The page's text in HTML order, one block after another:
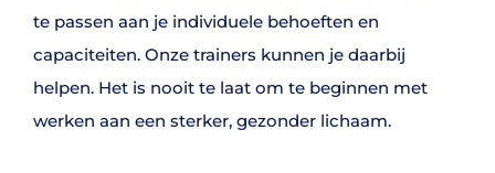
te passen aan je individuele behoeften en
capaciteiten. Onze trainers kunnen je daarbij
helpen. Het is nooit te laat om te beginnen met
werken aan een sterker, gezonder lichaam.